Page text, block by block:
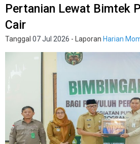
Pertanian Lewat Bimtek
Cair
Tanggal 07 Jul 2026 - Laporan Harian